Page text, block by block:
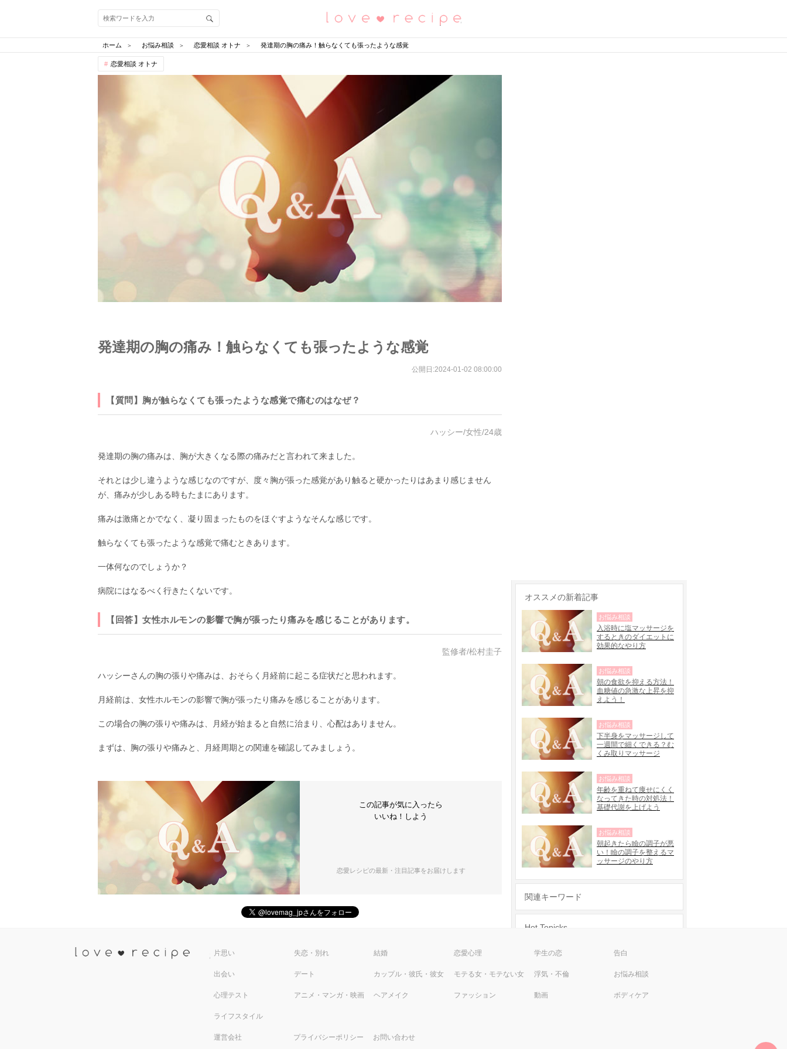
恋愛レシピ
ホーム お悩み相談 恋愛相談 オトナ 発達期の胸の痛み！触らなくても張ったような感覚
恋愛相談 オトナ
発達期の胸の痛み！触らなくても張ったような感覚
公開日:2024-01-02 08:00:00
【質問】胸が触らなくても張ったような感覚で痛むのはなぜ？
ハッシー/女性/24歳
発達期の胸の痛みは、胸が大きくなる際の痛みだと言われて来ました。
それとは少し違うような感じなのですが、度々胸が張った感覚があり触ると硬かったりはあまり感じません
が、痛みが少しある時もたまにあります。
痛みは激痛とかでなく、凝り固まったものをほぐすようなそんな感じです。
触らなくても張ったような感覚で痛むときあります。
一体何なのでしょうか？
病院にはなるべく行きたくないです。
【回答】女性ホルモンの影響で胸が張ったり痛みを感じることがあります。
監修者/松村圭子
ハッシーさんの胸の張りや痛みは、おそらく月経前に起こる症状だと思われます。
月経前は、女性ホルモンの影響で胸が張ったり痛みを感じることがあります。
この場合の胸の張りや痛みは、月経が始まると自然に治まり、心配はありません。
まずは、胸の張りや痛みと、月経周期との関連を確認してみましょう。
この記事が気に入ったら
いいね！しよう
恋愛レシピの最新・注目記事をお届けします
オススメの新着記事
入浴時に塩マッサージを
するときのダイエットに
効果的なやり方
お悩み相談
朝の食欲を抑える方法！
血糖値の急激な上昇を抑
えよう！
お悩み相談
下半身をマッサージして
一週間で細くできる？む
くみ取りマッサージ
お悩み相談
年齢を重ねて痩せにくく
なってきた時の対処法！
基礎代謝を上げよう
お悩み相談
朝起きたら瞼の調子が悪
い！瞼の調子を整えるマ
ッサージのやり方
お悩み相談
関連キーワード
Hot Topicks
片思い 失恋・別れ 結婚 恋愛心理 学生の恋 告白
出会い デート カップル・彼氏・彼女 モテる女・モテない女 浮気・不倫 お悩み相談
心理テスト アニメ・マンガ・映画 ヘアメイク ファッション 動画 ボディケア
ライフスタイル
運営会社 プライバシーポリシー お問い合わせ
恋愛レシピ